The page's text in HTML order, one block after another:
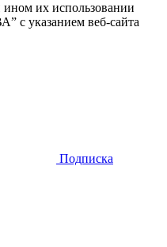
ином их использовании
с указанием веб-сайта
Подписка